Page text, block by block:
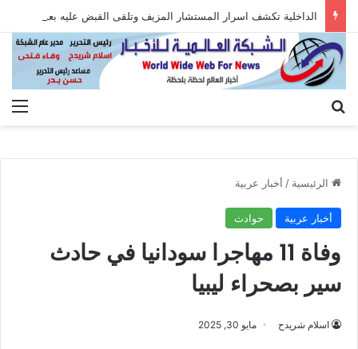
الرئيسية / أخبار عربية
أخبار عربية حوادث
وفاة 11 مهاجرا سودانيا في حادث
سير بصحراء ليبيا
اسلام شريدح مايو 30, 2025